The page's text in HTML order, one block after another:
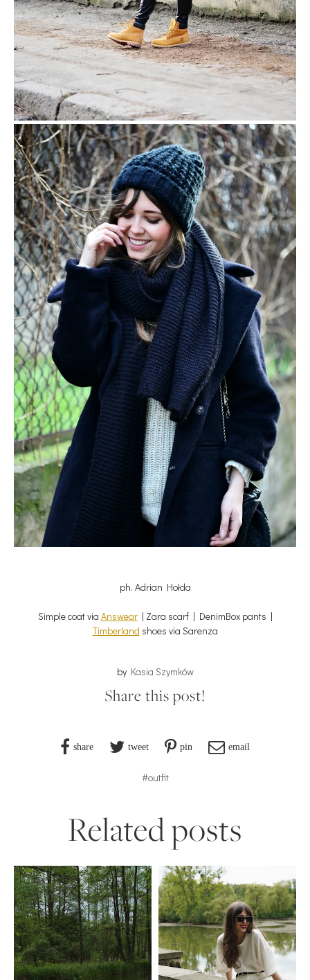
ph. Adrian Hołda
Simple coat via Answear| Zara scarf | DenimBox pants |
Timberland shoes via Sarenza
by Kasia Szymków
Share this post!
share tweet pin email
#outfit
Related posts